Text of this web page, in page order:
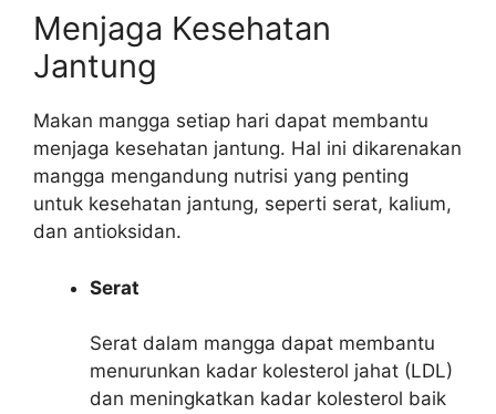
Menjaga Kesehatan
Jantung
Makan mangga setiap hari dapat membantu
menjaga kesehatan jantung. Hal ini dikarenakan
mangga mengandung nutrisi yang penting
untuk kesehatan jantung, seperti serat, kalium,
dan antioksidan.
Serat
Serat dalam mangga dapat membantu
menurunkan kadar kolesterol jahat (LDL)
dan meningkatkan kadar kolesterol baik